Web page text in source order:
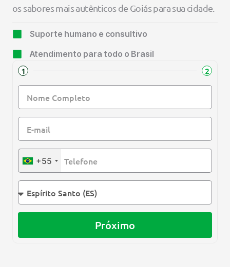
os sabores mais autênticos de Goiás para sua cidade.
Suporte humano e consultivo
Atendimento para todo o Brasil
1 2
+55
Próximo